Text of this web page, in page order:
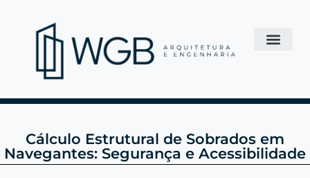
Cálculo Estrutural de Sobrados em
Navegantes: Segurança e Acessibilidade